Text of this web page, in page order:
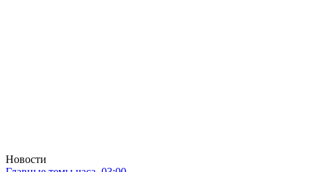
Новости